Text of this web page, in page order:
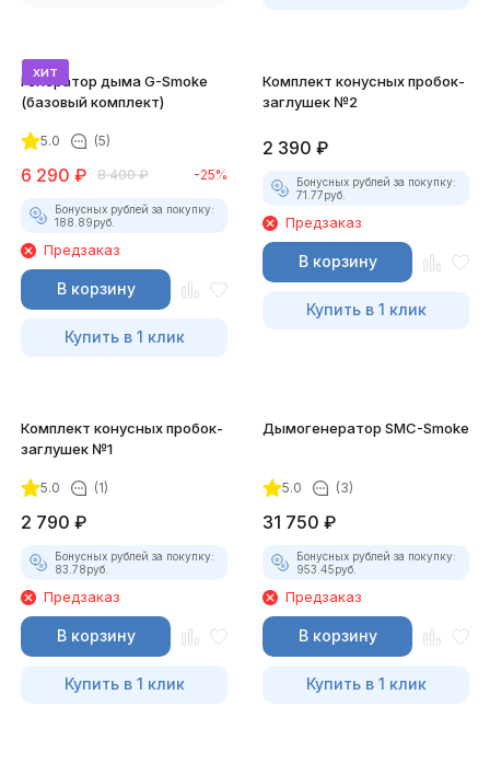
хит
Генератор дыма G-Smoke
(базовый комплект)
5.0 (5)
6 290 ₽ 8 400 ₽ -25%
Бонусных рублей за покупку:
188.89руб.
Предзаказ
В корзину
Купить в 1 клик
Комплект конусных пробок-
заглушек №2
2 390 ₽
Бонусных рублей за покупку:
71.77руб.
Предзаказ
В корзину
Купить в 1 клик
Комплект конусных пробок-
заглушек №1
5.0 (1)
2 790 ₽
Бонусных рублей за покупку:
83.78руб.
Предзаказ
В корзину
Купить в 1 клик
Дымогенератор SMC-Smoke
5.0 (3)
31 750 ₽
Бонусных рублей за покупку:
953.45руб.
Предзаказ
В корзину
Купить в 1 клик